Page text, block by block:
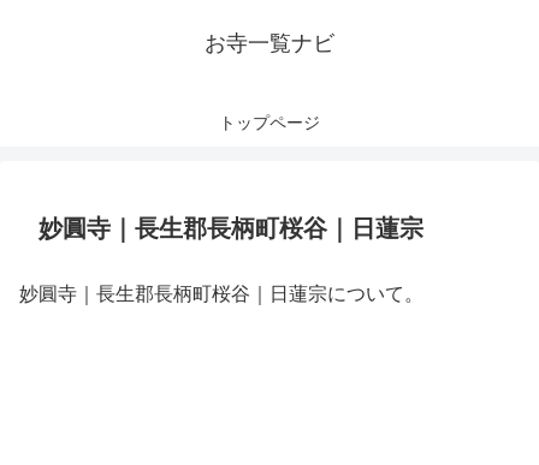
お寺一覧ナビ
トップページ
妙圓寺｜長生郡長柄町桜谷｜日蓮宗
妙圓寺｜長生郡長柄町桜谷｜日蓮宗について。